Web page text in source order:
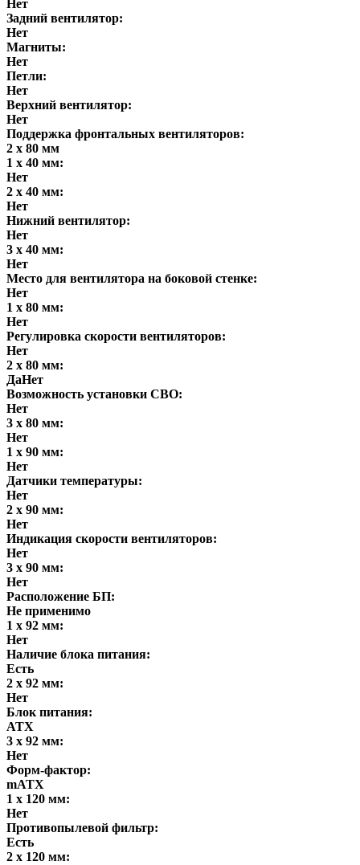
Нет
Задний вентилятор:
Нет
Магниты:
Нет
Петли:
Нет
Верхний вентилятор:
Нет
Поддержка фронтальных вентиляторов:
2 x 80 мм
1 x 40 мм:
Нет
2 x 40 мм:
Нет
Нижний вентилятор:
Нет
3 x 40 мм:
Нет
Место для вентилятора на боковой стенке:
Нет
1 x 80 мм:
Нет
Регулировка скорости вентиляторов:
Нет
2 x 80 мм:
ДаНет
Возможность установки СВО:
Нет
3 x 80 мм:
Нет
1 x 90 мм:
Нет
Датчики температуры:
Нет
2 x 90 мм:
Нет
Индикация скорости вентиляторов:
Нет
3 x 90 мм:
Нет
Расположение БП:
Не применимо
1 x 92 мм:
Нет
Наличие блока питания:
Есть
2 x 92 мм:
Нет
Блок питания:
ATX
3 x 92 мм:
Нет
Форм-фактор:
mATX
1 x 120 мм:
Нет
Противопылевой фильтр:
Есть
2 x 120 мм: